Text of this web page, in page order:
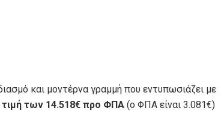
και μοντέρνα γραμμή που εντυπωσιάζει με
τιμή των 14.518€ προ ΦΠΑ (ο ΦΠΑ είναι 3.081€)